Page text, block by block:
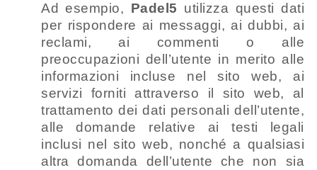
Ad esempio, Padel5 utilizza questi dati
per rispondere ai messaggi, ai dubbi, ai
reclami, ai commenti o alle
preoccupazioni dell’utente in merito alle
informazioni incluse nel sito web, ai
servizi forniti attraverso il sito web, al
trattamento dei dati personali dell’utente,
alle domande relative ai testi legali
inclusi nel sito web, nonché a qualsiasi
altra domanda dell’utente che non sia